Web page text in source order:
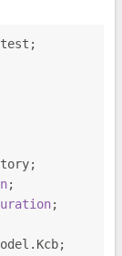
;
;